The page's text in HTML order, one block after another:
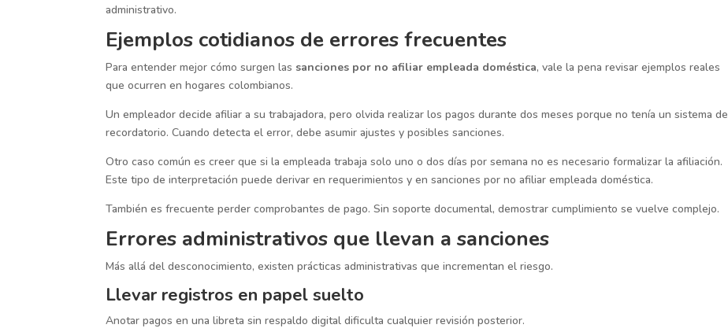
administrativo.
Ejemplos cotidianos de errores frecuentes
Para entender mejor cómo surgen las sanciones por no afiliar empleada doméstica, vale la pena revisar ejemplos reales
que ocurren en hogares colombianos.
Un empleador decide afiliar a su trabajadora, pero olvida realizar los pagos durante dos meses porque no tenía un sistema de
recordatorio. Cuando detecta el error, debe asumir ajustes y posibles sanciones.
Otro caso común es creer que si la empleada trabaja solo uno o dos días por semana no es necesario formalizar la afiliación.
Este tipo de interpretación puede derivar en requerimientos y en sanciones por no afiliar empleada doméstica.
También es frecuente perder comprobantes de pago. Sin soporte documental, demostrar cumplimiento se vuelve complejo.
Errores administrativos que llevan a sanciones
Más allá del desconocimiento, existen prácticas administrativas que incrementan el riesgo.
Llevar registros en papel suelto
Anotar pagos en una libreta sin respaldo digital dificulta cualquier revisión posterior.